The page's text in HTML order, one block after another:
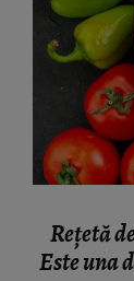
Rețetă
Este una